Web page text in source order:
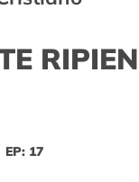
EP: 17